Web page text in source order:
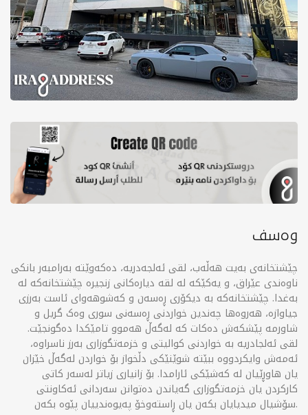
وەسف
چێشتخانەی بەیت هەڵەب، لقی ئەلجەدریە، دەکەوێتە بەرامبەر بانکی
ناوەندی عێراق، و یەکێکە لە لقە دیارەکانی زنجیرە چێشتخانەکە لە
بەغدا. چێشتخانەکە بە دیکۆری ڕەسەن و کەشوهەوای ئاست بەرزی
جیاوازە، هەروەها چەندین خواردنی ڕەسەنی سوری وەک گریل و
شاورمە پێشکەش دەکات کە لەگەڵ هەموو تامێکدا دەگونجێت.
لقی ئەلجادریە بە خواردنی کوالیتی و خزمەتگوزاری بەرز ناسراوە،
ئەمەش وایکردووە ببێتە شوێنێکی دڵخواز بۆ خواردن لەگەڵ خێزان
یان هاوڕێیان لە کەشێکی ئارامدا. بۆ زانیاری زیاتر لەسەر کاتی
کارکردن یان خزمەتگوزاری گەیاندن دەتوانن سەردانی ئەکاونتی
سۆشیال میدیایان بکەن یان ڕاستەوخۆ پەیوەندییان پێوە بکەن.